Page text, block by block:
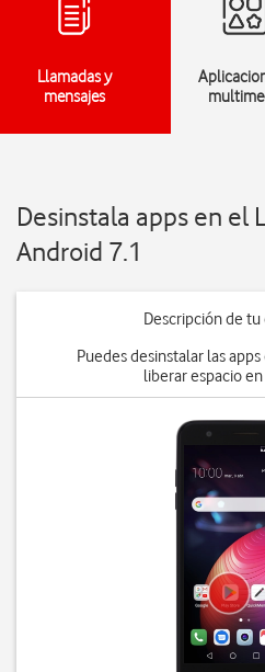
Llamadas y
mensajes
Desinstala apps en el
Android 7.1
Descripción de
Puedes desinstalar las
liberar espacio